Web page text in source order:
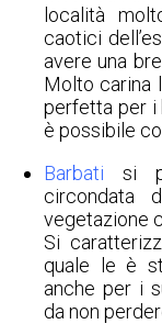
località
caotici
avere una
Molto carina
perfetta per i
è possibile
Barbati si
circondata
vegetazione
Si
quale le è
anche per i
da non